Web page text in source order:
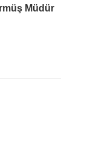
Müdür